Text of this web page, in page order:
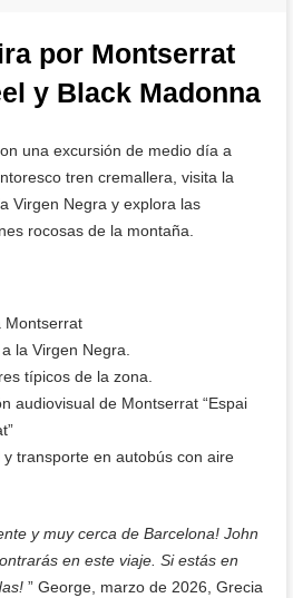
por Montserrat
y Black Madonna
una excursión de medio día a
tren cremallera, visita la
Virgen Negra y explora las
rocosas de la montaña.
Montserrat
la Virgen Negra.
típicos de la zona.
audiovisual de Montserrat “Espai
transporte en autobús con aire
y muy cerca de Barcelona! John
en este viaje. Si estás en
” George, marzo de 2026, Grecia